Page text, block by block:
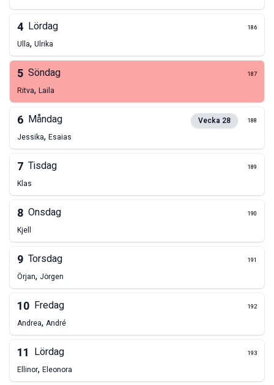
4 Lördag 186
Ulla, Ulrika
5 Söndag 187
Ritva, Laila
6 Måndag Vecka 28 188
Jessika, Esaias
7 Tisdag 189
Klas
8 Onsdag 190
Kjell
9 Torsdag 191
Örjan, Jörgen
10 Fredag 192
Andrea, André
11 Lördag 193
Ellinor, Eleonora